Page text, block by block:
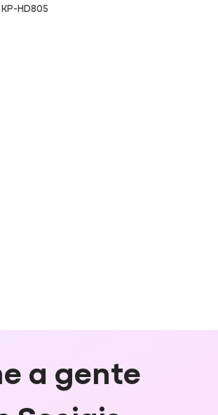
KP-HD805
a gente